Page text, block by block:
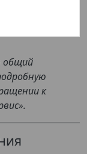
общий
к